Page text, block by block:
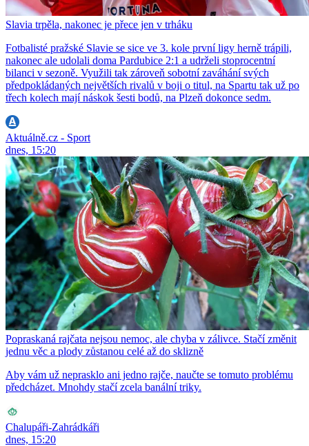
Slavia trpěla, nakonec je přece jen v trháku
Fotbalisté pražské Slavie se sice ve 3. kole první ligy herně trápili,
nakonec ale udolali doma Pardubice 2:1 a udrželi stoprocentní
bilanci v sezoně. Využili tak zároveň sobotní zaváhání svých
předpokládaných největších rivalů v boji o titul, na Spartu tak už po
třech kolech mají náskok šesti bodů, na Plzeň dokonce sedm.
Aktuálně.cz - Sport
dnes, 15:20
Popraskaná rajčata nejsou nemoc, ale chyba v zálivce. Stačí změnit
jednu věc a plody zůstanou celé až do sklizně
Aby vám už neprasklo ani jedno rajče, naučte se tomuto problému
předcházet. Mnohdy stačí zcela banální triky.
Chalupáři-Zahrádkáři
dnes, 15:20